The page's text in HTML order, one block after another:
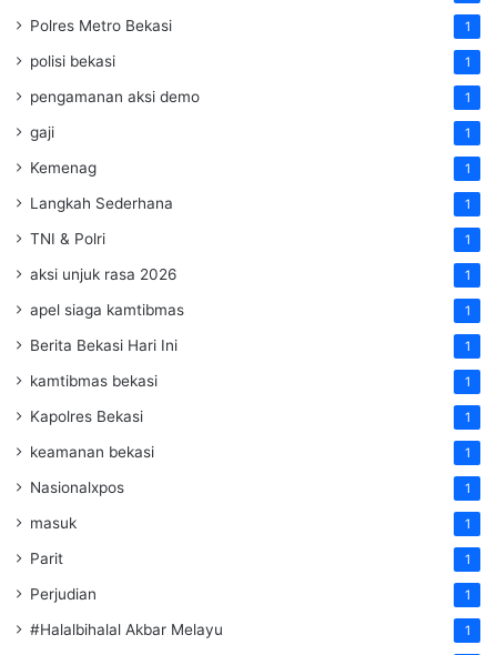
Polres Metro Bekasi 1
polisi bekasi 1
pengamanan aksi demo 1
gaji 1
Kemenag 1
Langkah Sederhana 1
TNI & Polri 1
aksi unjuk rasa 2026 1
apel siaga kamtibmas 1
Berita Bekasi Hari Ini 1
kamtibmas bekasi 1
Kapolres Bekasi 1
keamanan bekasi 1
Nasionalxpos 1
masuk 1
Parit 1
Perjudian 1
#Halalbihalal Akbar Melayu 1